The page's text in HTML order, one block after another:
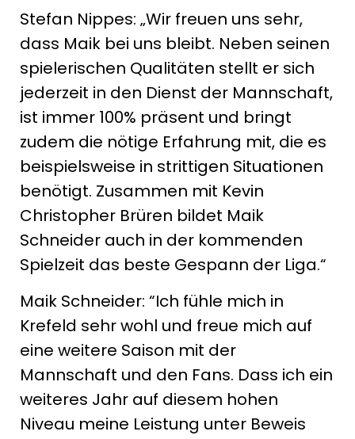
Stefan Nippes: „Wir freuen uns sehr,
dass Maik bei uns bleibt. Neben seinen
spielerischen Qualitäten stellt er sich
jederzeit in den Dienst der Mannschaft,
ist immer 100% präsent und bringt
zudem die nötige Erfahrung mit, die es
beispielsweise in strittigen Situationen
benötigt. Zusammen mit Kevin
Christopher Brüren bildet Maik
Schneider auch in der kommenden
Spielzeit das beste Gespann der Liga.“
Maik Schneider: “Ich fühle mich in
Krefeld sehr wohl und freue mich auf
eine weitere Saison mit der
Mannschaft und den Fans. Dass ich ein
weiteres Jahr auf diesem hohen
Niveau meine Leistung unter Beweis